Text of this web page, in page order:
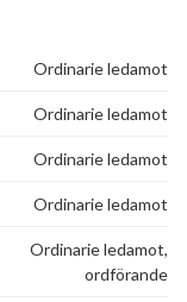
Ordinarie ledamot
Ordinarie ledamot
Ordinarie ledamot
Ordinarie ledamot
Ordinarie ledamot,
ordförande